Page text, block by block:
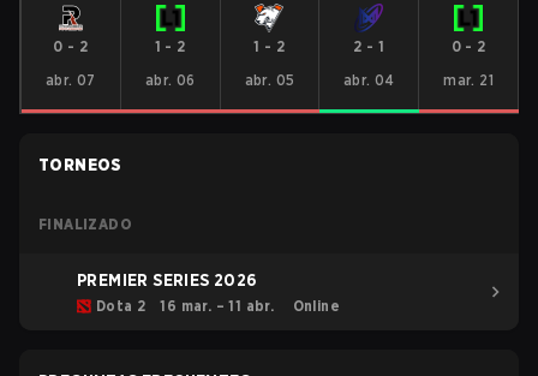
0 - 2
abr. 07
1 - 2
abr. 06
1 - 2
abr. 05
2 - 1
abr. 04
0- 2
mar. 21
TORNEOS
FINALIZADO
PREMIER SERIES 2026
Dota 2 16 mar. – 11 abr. Online